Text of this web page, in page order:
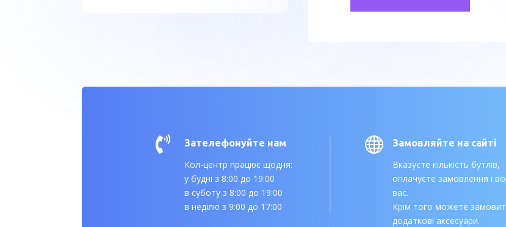
 Зателефонуйте нам
Кол-центр працює щодня:
у будні з 8:00 до 19:00
в суботу з 8:00 до 19:00
в неділю з 9:00 до 17:00
 Замовляйте на сайті
Вказуєте кількість бутлів,
оплачуєте замовлення і
вас.
Крім того можете
додаткові аксесуари.